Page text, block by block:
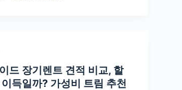
드 장기렌트 견적 비교, 할
득일까? 가성비 트림 추천